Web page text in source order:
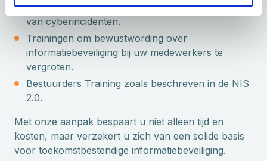
Praktische ondersteuning bij audits en meldingen
van cyberincidenten.
Trainingen om bewustwording over
informatiebeveiliging bij uw medewerkers te
vergroten.
Bestuurders Training zoals beschreven in de NIS
2.0.
Met onze aanpak bespaart u niet alleen tijd en
kosten, maar verzekert u zich van een solide basis
voor toekomstbestendige informatiebeveiliging.